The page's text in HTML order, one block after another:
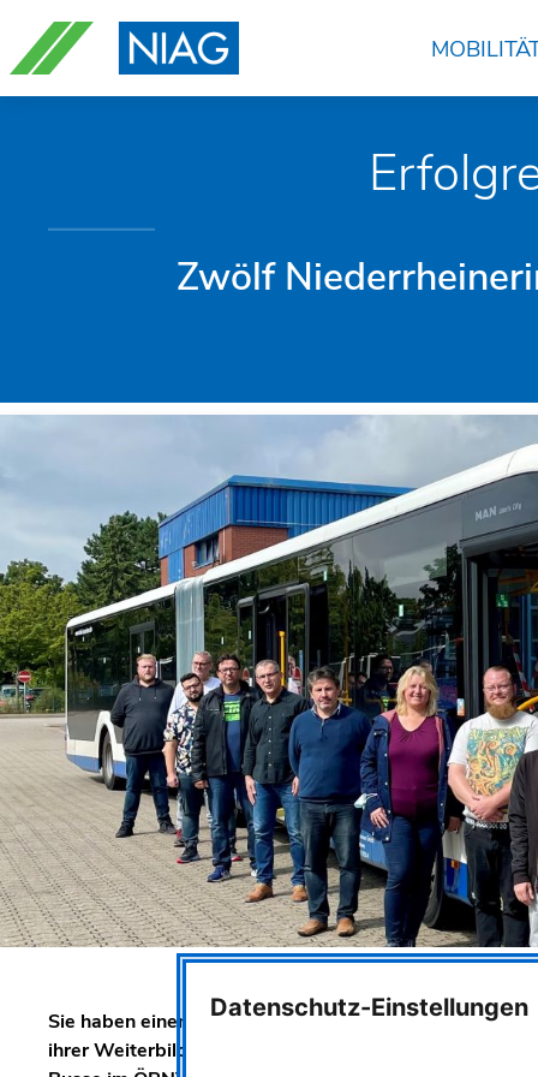
überspringen
Zwölf
Sie haben einen neuen Beruf und vielleicht auch eine
ihrer Weiterbildung zu Berufskraftfahrerinnen und -
Datenschutz-Einstellungen